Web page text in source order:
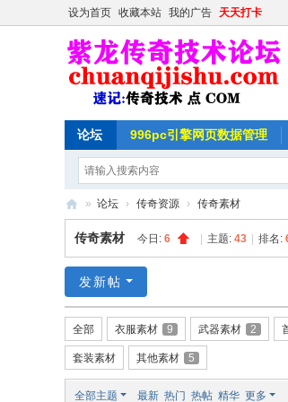
设为首页 收藏本站 我的广告 天天打卡
论坛 996pc引擎网页数据管理
紫
龙
奇
技
术
» 论坛 › 传奇资源 › 传奇素材
传奇素材 今日: 6 主题: 43 排名:
发新帖
全部 衣服素材 9 武器素材 2
套装素材 其他素材 5
全部主题 最新 热门 热帖 精华 更多